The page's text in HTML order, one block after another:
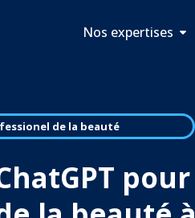
Nos expertises
de la beauté
pour